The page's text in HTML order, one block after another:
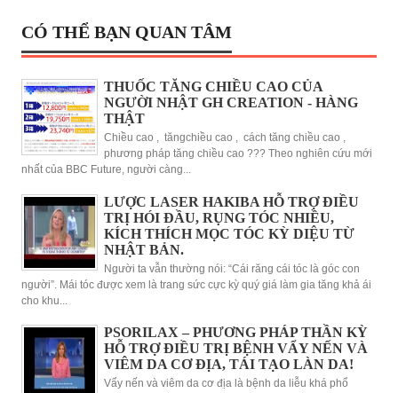
CÓ THỂ BẠN QUAN TÂM
THUỐC TĂNG CHIỀU CAO CỦA
NGƯỜI NHẬT GH CREATION - HÀNG
THẬT
Chiều cao , tăngchiều cao , cách tăng chiều cao ,
phương pháp tăng chiều cao ??? Theo nghiên cứu mới
nhất của BBC Future, người càng...
LƯỢC LASER HAKIBA HỖ TRỢ ĐIỀU
TRỊ HÓI ĐẦU, RỤNG TÓC NHIỀU,
KÍCH THÍCH MỌC TÓC KỲ DIỆU TỪ
NHẬT BẢN.
Người ta vẫn thường nói: “Cái răng cái tóc là góc con
người”. Mái tóc được xem là trang sức cực kỳ quý giá làm gia tăng khả ái
cho khu...
PSORILAX – PHƯƠNG PHÁP THẦN KỲ
HỖ TRỢ ĐIỀU TRỊ BỆNH VẨY NẾN VÀ
VIÊM DA CƠ ĐỊA, TÁI TẠO LÀN DA!
Vẩy nến và viêm da cơ địa là bệnh da liễu khá phổ